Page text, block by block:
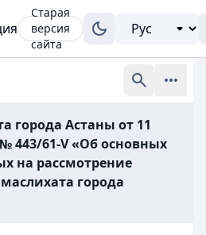
Старая
версия
сайта
города Астаны от 11
443/61-V «Об основных
на рассмотрение
города